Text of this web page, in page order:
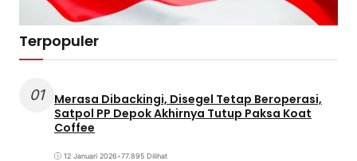
Terpopuler
01
Merasa Dibackingi, Disegel Tetap Beroperasi,
Satpol PP Depok Akhirnya Tutup Paksa Koat
Coffee
12 Januari 2026•77.895 Dilihat